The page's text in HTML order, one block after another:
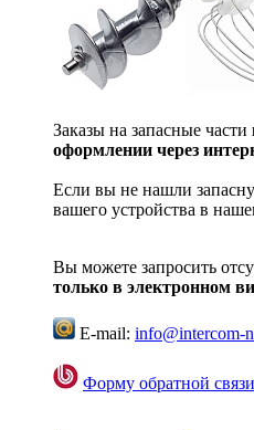
Заказы на запасные части
оформлении через
Если вы не нашли
вашего устройства в
Вы можете запросить
только в электронном
E-mail: info@intercom-
Форму обратной связи